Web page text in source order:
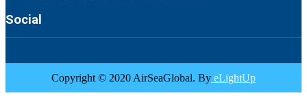
Social
Copyright © 2020 AirSeaGlobal. By eLightUp